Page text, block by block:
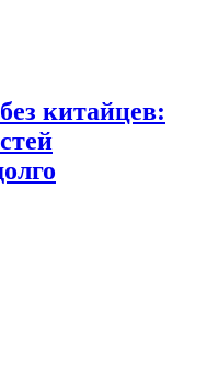
китайцев: